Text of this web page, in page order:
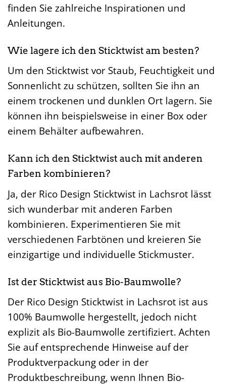
finden Sie zahlreiche Inspirationen und
Anleitungen.
Wie lagere ich den Sticktwist am besten?
Um den Sticktwist vor Staub, Feuchtigkeit und
Sonnenlicht zu schützen, sollten Sie ihn an
einem trockenen und dunklen Ort lagern. Sie
können ihn beispielsweise in einer Box oder
einem Behälter aufbewahren.
Kann ich den Sticktwist auch mit anderen
Farben kombinieren?
Ja, der Rico Design Sticktwist in Lachsrot lässt
sich wunderbar mit anderen Farben
kombinieren. Experimentieren Sie mit
verschiedenen Farbtönen und kreieren Sie
einzigartige und individuelle Stickmuster.
Ist der Sticktwist aus Bio-Baumwolle?
Der Rico Design Sticktwist in Lachsrot ist aus
100% Baumwolle hergestellt, jedoch nicht
explizit als Bio-Baumwolle zertifiziert. Achten
Sie auf entsprechende Hinweise auf der
Produktverpackung oder in der
Produktbeschreibung, wenn Ihnen Bio-